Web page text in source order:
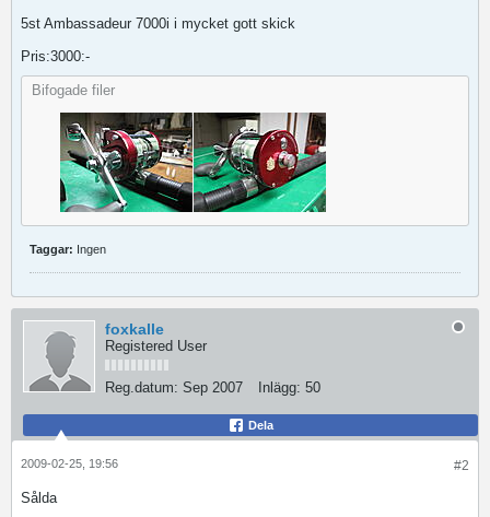
5st Ambassadeur 7000i i mycket gott skick
Pris:3000:-
Bifogade filer
Taggar: Ingen
foxkalle
Registered User
Reg.datum: Sep 2007 Inlägg: 50
Dela
#2
2009-02-25, 19:56
Sålda